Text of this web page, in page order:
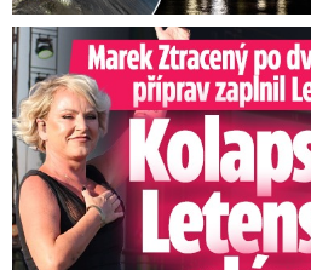
Marek Ztracený na Letné: Pártlová